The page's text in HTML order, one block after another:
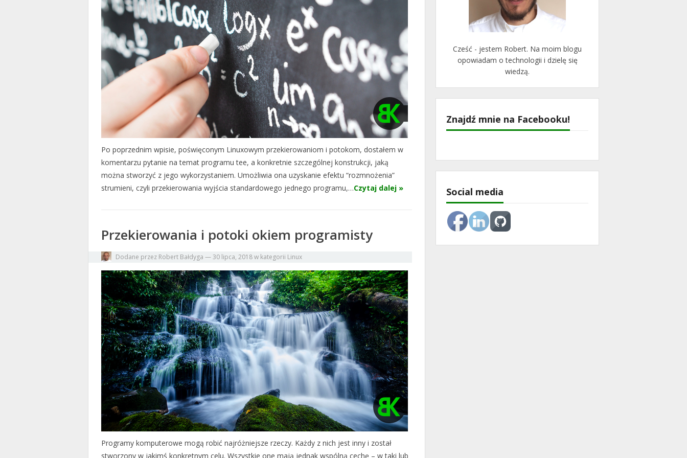
Po poprzednim wpisie, poświęconym Linuxowym przekierowaniom i potokom, dostałem w
komentarzu pytanie na temat programu tee, a konkretnie szczególnej konstrukcji, jaką
można stworzyć z jego wykorzystaniem. Umożliwia ona uzyskanie efektu “rozmnożenia”
strumieni, czyli przekierowania wyjścia standardowego jednego programu,…Czytaj dalej »
Przekierowania i potoki okiem programisty
Dodane przez Robert Bałdyga —30 lipca, 2018w kategorii Linux
Programy komputerowe mogą robić najróżniejsze rzeczy. Każdy z nich jest inny i został
stworzony w jakimś konkretnym celu. Wszystkie one mają jednak wspólną cechę – w taki lub
Cześć - jestem Robert. Na moim blogu
opowiadam o technologii i dzielę się
wiedzą.
Znajdź mnie na Facebooku!
Social media